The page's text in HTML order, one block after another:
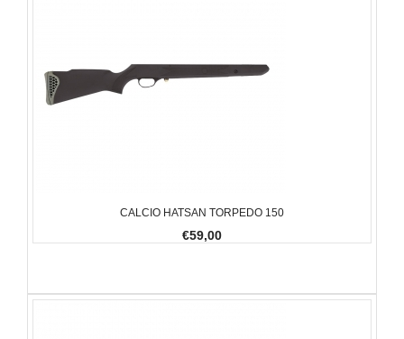
CALCIO HATSAN TORPEDO 150
€59,00